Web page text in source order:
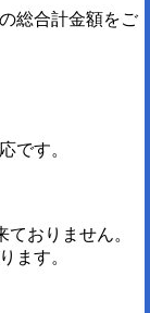
総合計金額をご
です。
おりません。
ます。